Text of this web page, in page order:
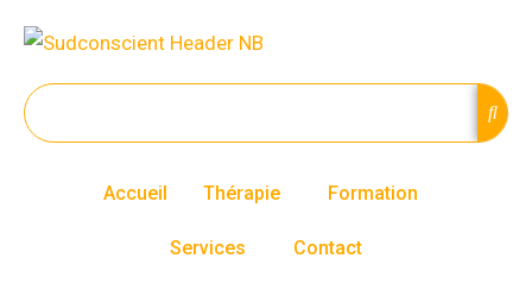
contenu
Accueil Thérapie Formation
Services Contact